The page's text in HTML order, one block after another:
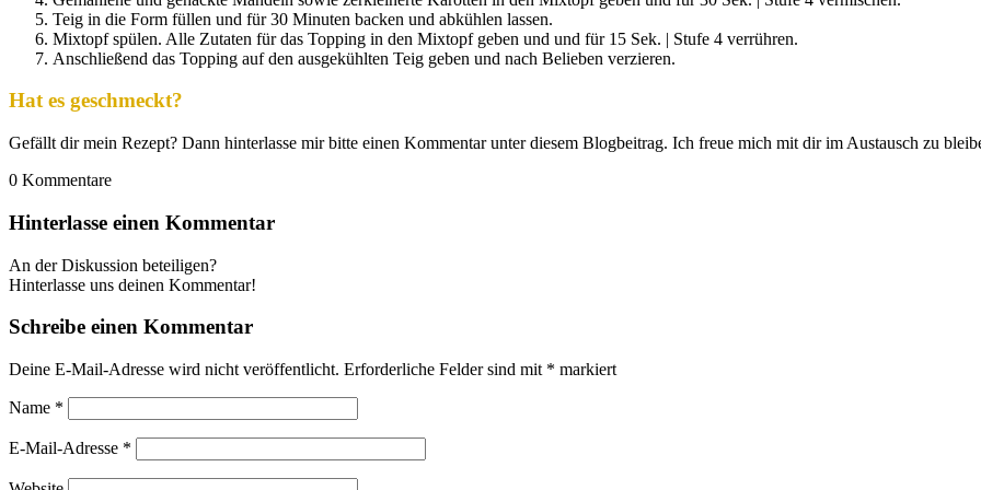
Teig in die Form füllen und für 30 Minuten backen und abkühlen lassen.
Mixtopf spülen. Alle Zutaten für das Topping in den Mixtopf geben und und für 15 Sek. | Stufe 4 verrühren.
Anschließend das Topping auf den ausgekühlten Teig geben und nach Belieben verzieren.
Hat es geschmeckt?
Gefällt dir mein Rezept? Dann hinterlasse mir bitte einen Kommentar unter diesem Blogbeitrag. Ich freue mich mit dir im Austausch zu
0 Kommentare
Hinterlasse einen Kommentar
An der Diskussion beteiligen?
Hinterlasse uns deinen Kommentar!
Schreibe einen Kommentar
Deine E-Mail-Adresse wird nicht veröffentlicht. Erforderliche Felder sind mit * markiert
Name *
E-Mail-Adresse *